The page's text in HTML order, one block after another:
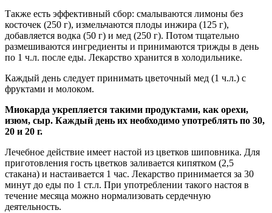
Также есть эффективный сбор: смалываются лимоны без
косточек (250 г), измельчаются плоды инжира (125 г),
добавляется водка (50 г) и мед (250 г). Потом тщательно
размешиваются ингредиенты и принимаются трижды в день
по 1 ч.л. после еды. Лекарство хранится в холодильнике.
Каждый день следует принимать цветочный мед (1 ч.л.) с
фруктами и молоком.
Миокарда укрепляется такими продуктами, как орехи,
изюм, сыр. Каждый день их необходимо употреблять по 30,
20 и 20 г.
Лечебное действие имеет настой из цветков шиповника. Для
приготовления гость цветков заливается кипятком (2,5
стакана) и настаивается 1 час. Лекарство принимается за 30
минут до еды по 1 ст.л. При употреблении такого настоя в
течение месяца можно нормализовать сердечную
деятельность.